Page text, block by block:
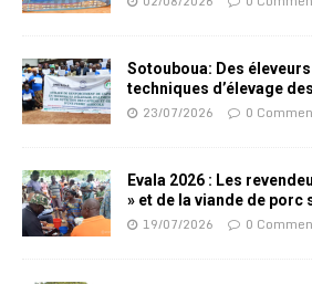
Sotouboua: Des
techniques d’élevage
23/07/2026 0
Evala 2026 : Les
» et de la viande de
19/07/2026 0